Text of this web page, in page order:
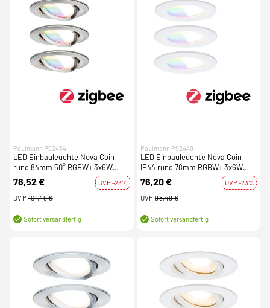
Paulmann P92434
LED Einbauleuchte Nova Coin
rund 84mm 50° RGBW+ 3x6W
3x500lm 230V Eisen gebürstet
Alu Druckguss
78,52 €
UVP -23%
UVP 101,49 €
Sofort versandfertig
Paulmann P92449
LED Einbauleuchte Nova Coin
IP44 rund 78mm RGBW+ 3x6W
3x500lm 230V Weiß matt Alu
Druckguss
76,20 €
UVP -23%
UVP 98,49 €
Sofort versandfertig